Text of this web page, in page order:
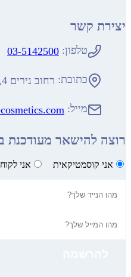
יצירת קשר
טלפון: 03-5142500
כתובת: רחוב נירים 4, תל אביב
מייל:
רוצה להישאר מעודכנת
אני קוסמטיקאית אני